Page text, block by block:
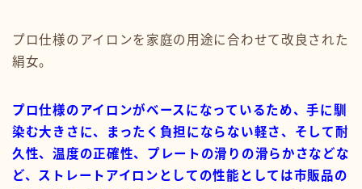
プロ仕様のアイロンを家庭の用途に合わせて改良された
絹女。
プロ仕様のアイロンがベースになっているため、手に馴
染む大きさに、まったく負担にならない軽さ、そして耐
久性、温度の正確性、プレートの滑りの滑らかさなどな
ど、ストレートアイロンとしての性能としては市販品の